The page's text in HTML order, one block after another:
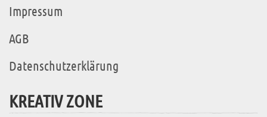
Impressum
AGB
Datenschutzerklärung
KREATIV ZONE